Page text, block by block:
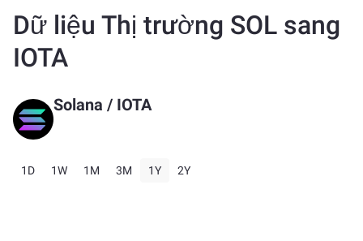
Dữ liệu Thị trường SOL sang
IOTA
Solana / IOTA
1D 1W 1M 3M 1Y 2Y